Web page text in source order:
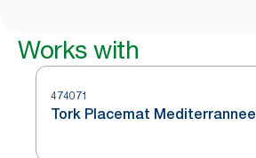
Works with
474071
Tork Placemat Mediterrannee